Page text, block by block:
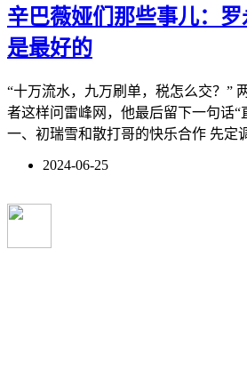
辛巴薇娅们那些事儿：
是最好的
“十万流水，九万刷单，税怎么交？”
者这样问雷峰网，他最后留下一句话“
一、初瑞雪和散打哥的快乐合作 先定
2024-06-25